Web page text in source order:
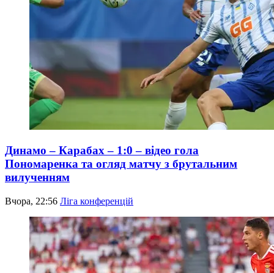
Динамо – Карабах – 1:0 – відео гола
Пономаренка та огляд матчу з брутальним
вилученням
Вчора, 22:56 Ліга конференцій